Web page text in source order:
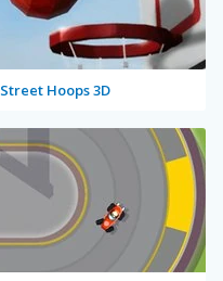
Street Hoops 3D